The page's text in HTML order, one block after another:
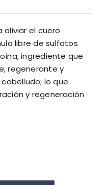
el cuero
libre de sulfatos
ingrediente que
regenerante y
lo que
y regeneración